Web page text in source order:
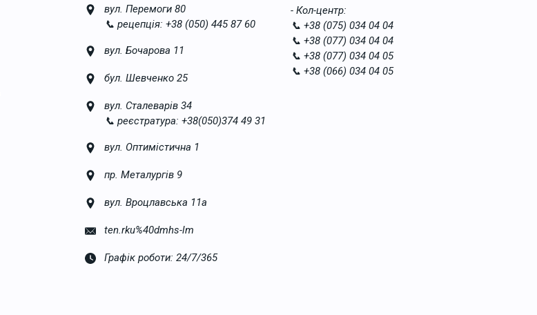
вул. Перемоги 80
📞 рецепція: +38 (050) 445 87 60
вул. Бочарова 11
бул. Шевченко 25
вул. Сталеварів 34
📞 реєстратура: +38(050)374 49 31
вул. Оптимістична 1
пр. Металургів 9
вул. Вроцлавська 11а
ten.rku%40dmhs-lm
Графік роботи: 24/7/365
- Кол-центр:
📞 +38 (075) 034 04 04
📞 +38 (077) 034 04 04
📞 +38 (077) 034 04 05
📞 +38 (066) 034 04 05